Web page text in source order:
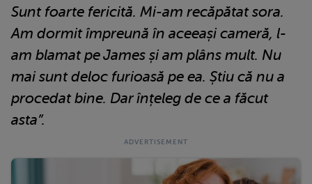
Sunt foarte fericită. Mi-am recăpătat sora.
Am dormit împreună în aceeași cameră, l-
am blamat pe James și am plâns mult. Nu
mai sunt deloc furioasă pe ea. Știu că nu a
procedat bine. Dar înțeleg de ce a făcut
asta”.